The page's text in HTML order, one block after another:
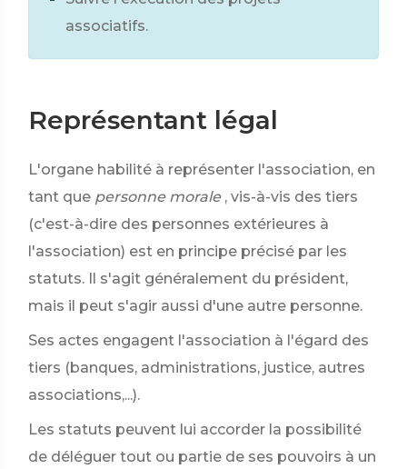
associatifs.
Représentant légal
L'organe habilité à représenter l'association, en
tant que personne morale , vis-à-vis des tiers
(c'est-à-dire des personnes extérieures à
l'association) est en principe précisé par les
statuts. Il s'agit généralement du président,
mais il peut s'agir aussi d'une autre personne.
Ses actes engagent l'association à l'égard des
tiers (banques, administrations, justice, autres
associations,...).
Les statuts peuvent lui accorder la possibilité
de déléguer tout ou partie de ses pouvoirs à un